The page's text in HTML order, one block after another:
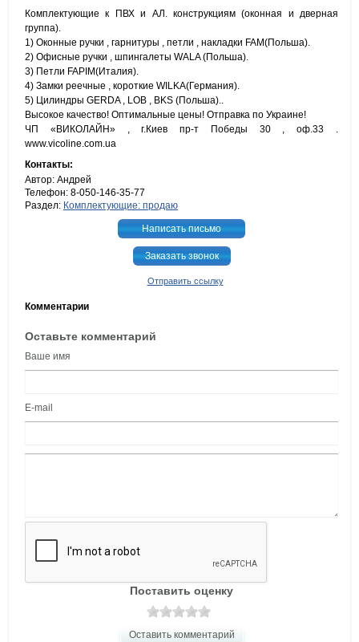
Комплектующие к ПВХ и АЛ. конструкциям (оконная и дверная
группа).
1) Оконные ручки , гарнитуры , петли , накладки FAM(Польша).
2) Офисные ручки , шпингалеты WALA (Польша).
3) Петли FAPIM(Италия).
4) Замки реечные , короткие WILKA(Германия).
5) Цилиндры GERDA , LOB , BKS (Польша)..
Высокое качество! Оптимальные цены! Отправка по Украине!
ЧП «ВИКОЛАЙН» , г.Киев пр-т Победы 30 , оф.33 .
www.vicoline.com.ua
Контакты:
Автор: Андрей
Телефон: 8-050-146-35-77
Раздел: Комплектующие: продаю
Написать письмо
Заказать звонок
Отправить ссылку
Комментарии
Оставьте комментарий
Ваше имя
E-mail
Поставить оценку
Оставить комментарий